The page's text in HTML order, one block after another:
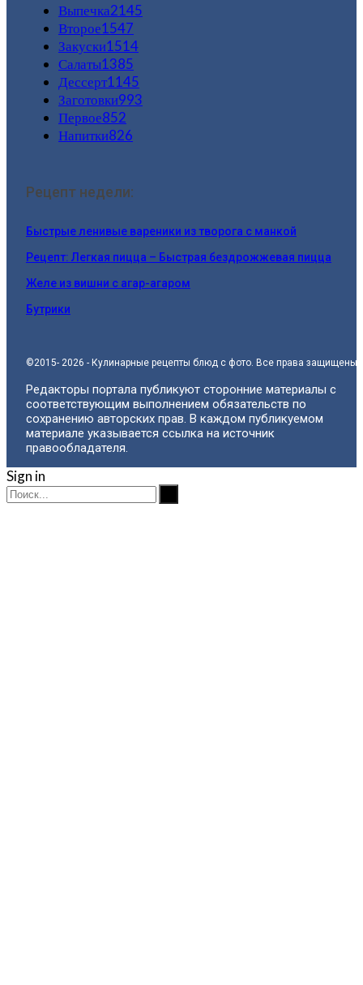
Выпечка2145
Второе1547
Закуски1514
Салаты1385
Дессерт1145
Заготовки993
Первое852
Напитки826
Рецепт недели:
Быстрые ленивые вареники из творога с манкой
Рецепт: Легкая пицца – Быстрая бездрожжевая пицца
Желе из вишни с агар-агаром
Бутрики
©2015- 2026 - Кулинарные рецепты блюд с фото. Все права защищены.
Редакторы портала публикуют сторонние материалы с
соответствующим выполнением обязательств по
сохранению авторских прав. В каждом публикуемом
материале указывается ссылка на источник
правообладателя.
Sign in